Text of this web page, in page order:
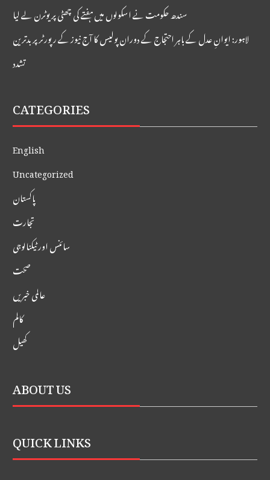
سندھ حکومت نے اسکولوں میں ہفتے کی چھٹی پر یوٹرن لے لیا
لاہور: ایوانِ عدل کے باہر احتجاج کے دوران پولیس کا آج نیوز کے رپورٹر پر بدترین
تشدد
CATEGORIES
English
Uncategorized
پاکستان
تجارت
سائنس اور ٹیکنالوجی
صحت
عالمی خبریں
کالم
کھیل
ABOUT US
QUICK LINKS